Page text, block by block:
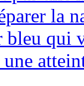
la
bleu qui
une